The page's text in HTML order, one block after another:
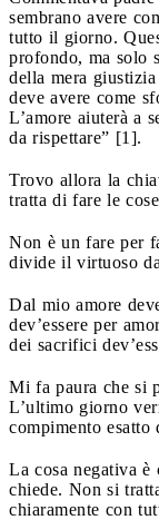
sembrano avere
tutto il giorno.
profondo, ma solo
della mera
deve avere come
L’amore aiuterà a
da rispettare” [1].
Trovo allora la
tratta di fare le
Non è un fare per
divide il virtuoso
Dal mio amore
dev’essere per
dei sacrifici
Mi fa paura che si
L’ultimo giorno
compimento esatto
La cosa negativa è
chiede. Non si
chiaramente con